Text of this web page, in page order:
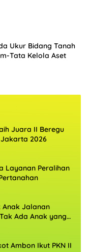
Ukur Bidang Tanah
Tata Kelola Aset
Juara II Beregu
Jakarta 2026
Layanan Peralihan
Anak Jalanan
Ada Anak yang
Ambon Ikut PKN II